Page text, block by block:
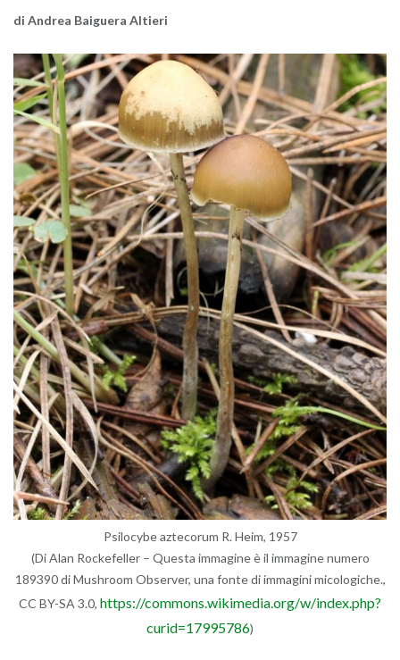
di An­drea Bai­gue­ra Al­tie­ri
Psi­lo­cy­be az­te­co­rum R. Heim, 1957
(Di Alan Roc­ke­fel­ler – Que­sta im­ma­gi­ne è il im­ma­gi­ne nu­me­ro
189390 di Mu­sh­room Ob­ser­ver, una fonte di im­ma­gi­ni mi­co­lo­gi­che.,
CC BY-SA 3.0, https://​commons.​wikimedia.​org/​w/​index.​php?​
cur​id=179​9578​6)